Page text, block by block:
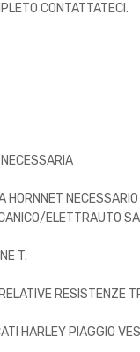
CONTATTATECI.
HORNNET
ELETTRAUTO
T.
RESISTENZE
HARLEY PIAGGIO